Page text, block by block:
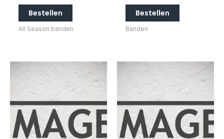
Bestellen
All Season banden
Bestellen
Banden